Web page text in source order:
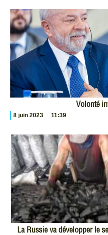
Volonté
8 juin 2023 11:39
La Russie va développer le